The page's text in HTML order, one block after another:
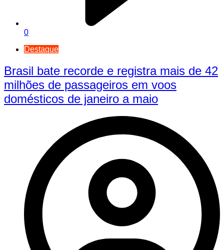
0
Destaque
Brasil bate recorde e registra mais de 42
milhões de passageiros em voos
domésticos de janeiro a maio